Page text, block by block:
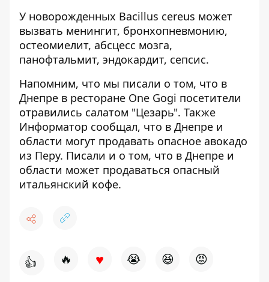
У новорожденных Bacillus cereus может
вызвать менингит, бронхопневмонию,
остеомиелит, абсцесс мозга,
панофтальмит, эндокардит, сепсис.
Напомним, что мы писали о том, что в
Днепре в ресторане One Gogi посетители
отравились салатом "Цезарь". Также
Информатор сообщал, что в Днепре и
области могут продавать опасное авокадо
из Перу. Писали и о том, что в Днепре и
области может продаваться опасный
итальянский кофе.
👍 🔥 ♥ 😭 😆 😡